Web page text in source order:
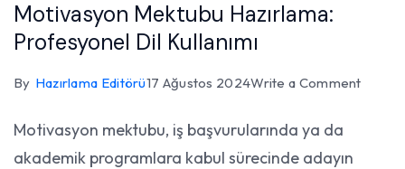
Motivasyon Mektubu Hazırlama:
Profesyonel Dil Kullanımı
By Hazırlama Editörü17 Ağustos 2024Write a Commenton
Motivasyon mektubu, iş başvurularında ya da
akademik programlara kabul sürecinde adayın